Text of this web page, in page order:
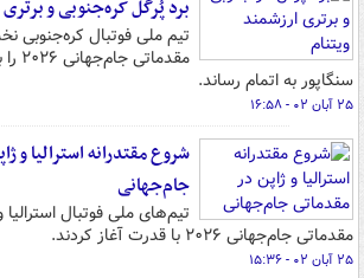
برد پُرگل کره‌جنوبی و
تیم ملی فوتبال کره‌جنوبی
سنگاپور به اتمام رساند.
۲۵ آبان ۰۲ - ۱۶:۵۸
شروع مقتدرانه استرالیا و
جام‌جهانی
تیم‌های ملی فوتبال استرالیا
مقدماتی جام‌جهانی ۲۰۲۶ با قدرت آغاز کردند.
۲۵ آبان ۰۲ - ۱۵:۳۶